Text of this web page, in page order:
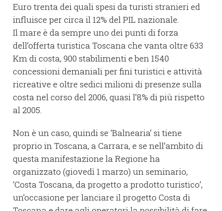
Euro trenta dei quali spesi da turisti stranieri ed
influisce per circa il 12% del PIL nazionale.
Il mare è da sempre uno dei punti di forza
dell’offerta turistica Toscana che vanta oltre 633
Km di costa, 900 stabilimenti e ben 1540
concessioni demaniali per fini turistici e attività
ricreative e oltre sedici milioni di presenze sulla
costa nel corso del 2006, quasi l’8% di più rispetto
al 2005.
Non è un caso, quindi se ‘Balnearia’ si tiene
proprio in Toscana, a Carrara, e se nell’ambito di
questa manifestazione la Regione ha
organizzato (giovedì 1 marzo) un seminario,
‘Costa Toscana, da progetto a prodotto turistico’,
un’occasione per lanciare il progetto Costa di